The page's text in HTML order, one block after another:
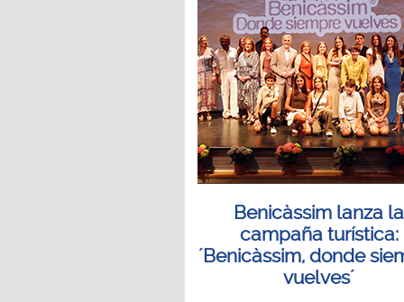
Benicàssim lanza la
campaña turística:
´Benicàssim, donde
vuelves´